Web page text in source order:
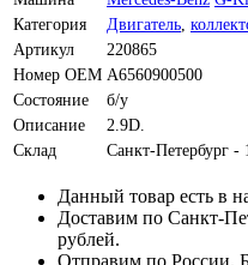
Категория
Двигатель
Артикул
220865
Номер OEM A6560900500
Состояние
б/у
Описание
2.9D.
Склад
Санкт-Петербург -
Данный товар есть в
Доставим по Санкт-
рублей.
Отправим по России.